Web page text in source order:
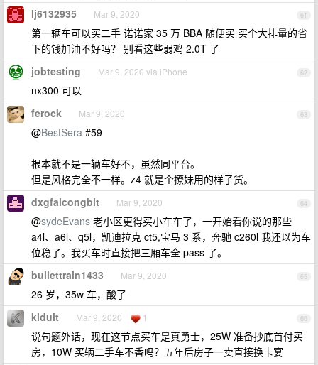
61
lj6132935 Mar 9, 2020
第一辆车可以买二手 诺诺家 35 万 BBA 随便买 买个大排量的省
下的钱加油不好吗？ 别看这些弱鸡 2.0T 了
62
jobtesting Mar 9, 2020 via iPhone
nx300 可以
63
ferock Mar 9, 2020
@BestSera #59
根本就不是一辆车好不，虽然同平台。
但是风格完全不一样。z4 就是个撩妹用的样子货。
64
dxgfalcongbit Mar 9, 2020
@sydeEvans 老小区更得买小车车了，一开始看你说的那些
a4l、a6l、q5l，凯迪拉克 ct5,宝马 3 系，奔驰 c260l 我还以为车
位稳了。我买车时直接把三厢车全 pass 了。
65
bullettrain1433 Mar 9, 2020
26 岁，35w 车，酸了
66
kidult Mar 9, 2020 1
说句题外话，现在这节点买车是真勇士，25W 准备抄底首付买
房，10W 买辆二手车不香吗？五年后房子一卖直接换卡宴